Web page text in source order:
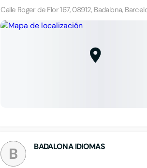
Calle Roger de Flor 167, 08912, Badalona,
B BADALONA IDIOMAS